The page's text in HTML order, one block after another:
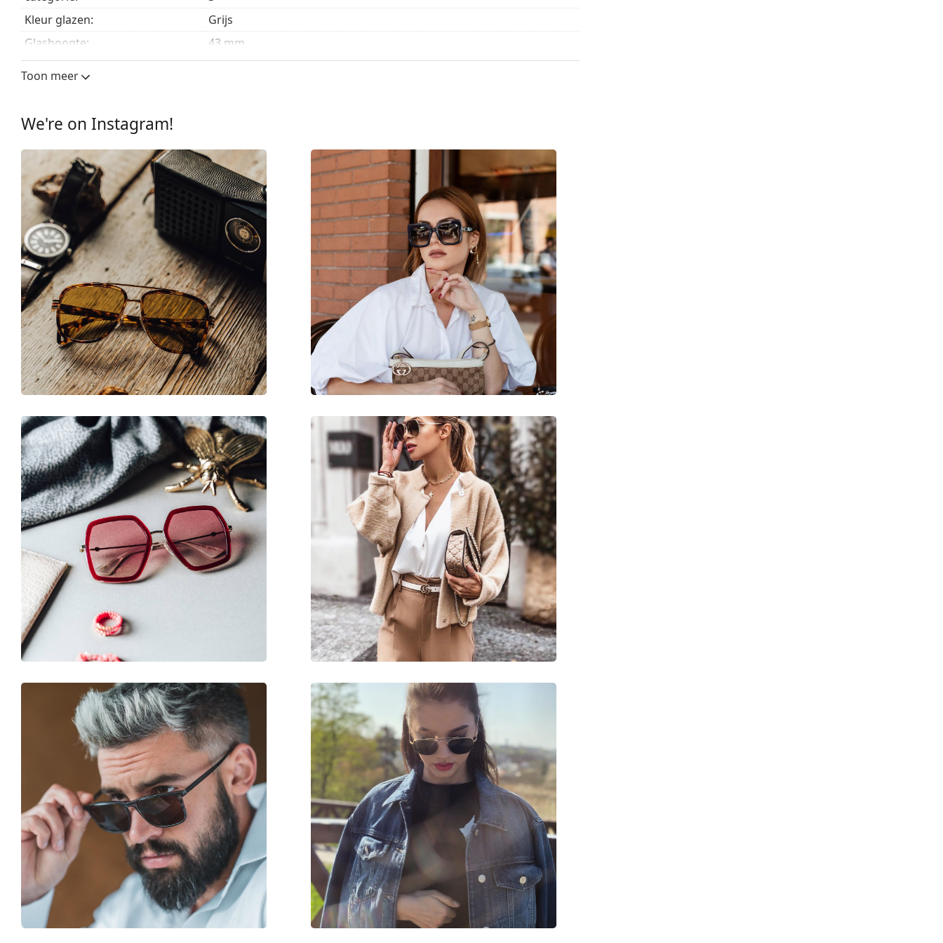
Kleur glazen:
Grijs
Glashoogte:
43 mm
Glasbreedte:
54 mm
montuur
Montuur vorm:
Vierkant
Montuur kleur:
Zwart
Montuur materiaal:
Plastic
Maat:
Breedte:
138 mm
Lengte:
145 mm
Breedte brug:
18 mm
Gewicht:
260 gr
Verstelbare neus-pads:
No
Verende scharnier:
No
accessoires
Reinigingsdoekje:
Ja
Overig
Geslacht:
Unisex
Categorie:
Zonnebrillen
Merk:
Gucci
Functie:
Fashion
Code:
GG1084S 001 54
Voorschrift beschikbaar:
Toon meer
We're on Instagram!